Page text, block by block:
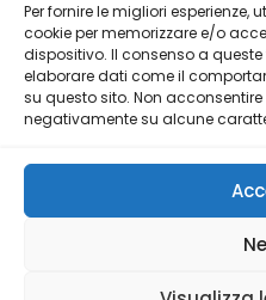
Per fornire le migliori esperienze,
cookie per memorizzare e/o
dispositivo. Il consenso a
elaborare dati come il
su questo sito. Non
negativamente su alcune
HOME PRIVACY POLICY